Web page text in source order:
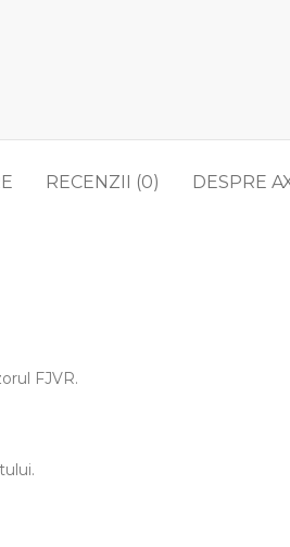
RECENZII (0) DESPRE
FJVR.